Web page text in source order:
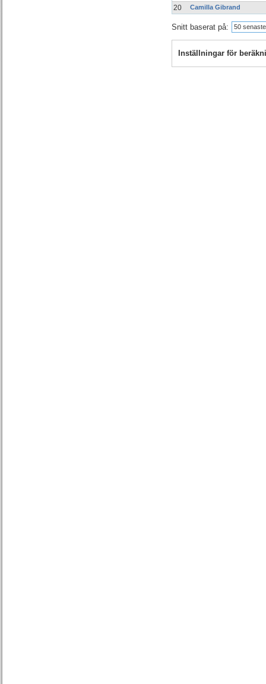
20 Camilla Gibrand
Snitt baserat på: 50
Inställningar för